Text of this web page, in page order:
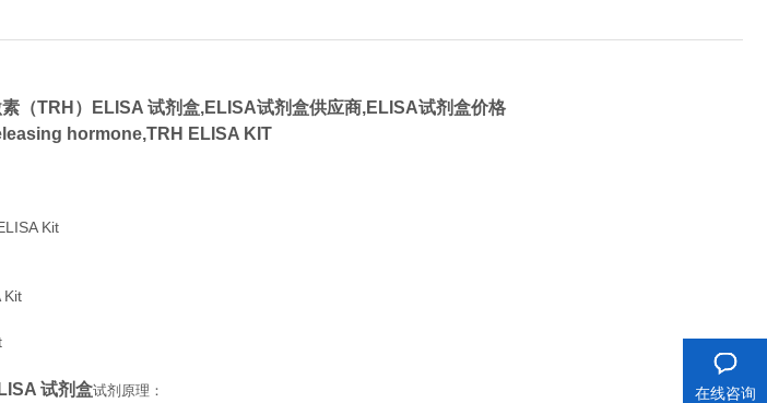
（TRH）ELISA 试剂盒,ELISA试剂盒供应商,ELISA试剂盒价格
hormone,TRH ELISA KIT
Kit
Kit
试剂盒试剂原理： 在线咨询